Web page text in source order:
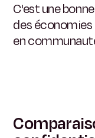
C'est une
des économies
en